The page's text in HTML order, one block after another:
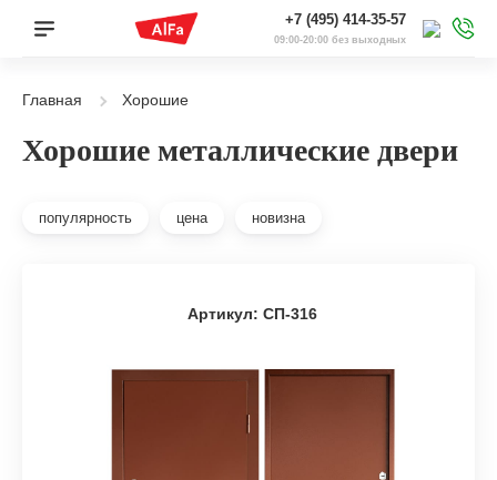
+7 (495) 414-35-57
09:00-20:00 без выходных
Главная Хорошие
Хорошие металлические двери
популярность цена новизна
Артикул: СП-316